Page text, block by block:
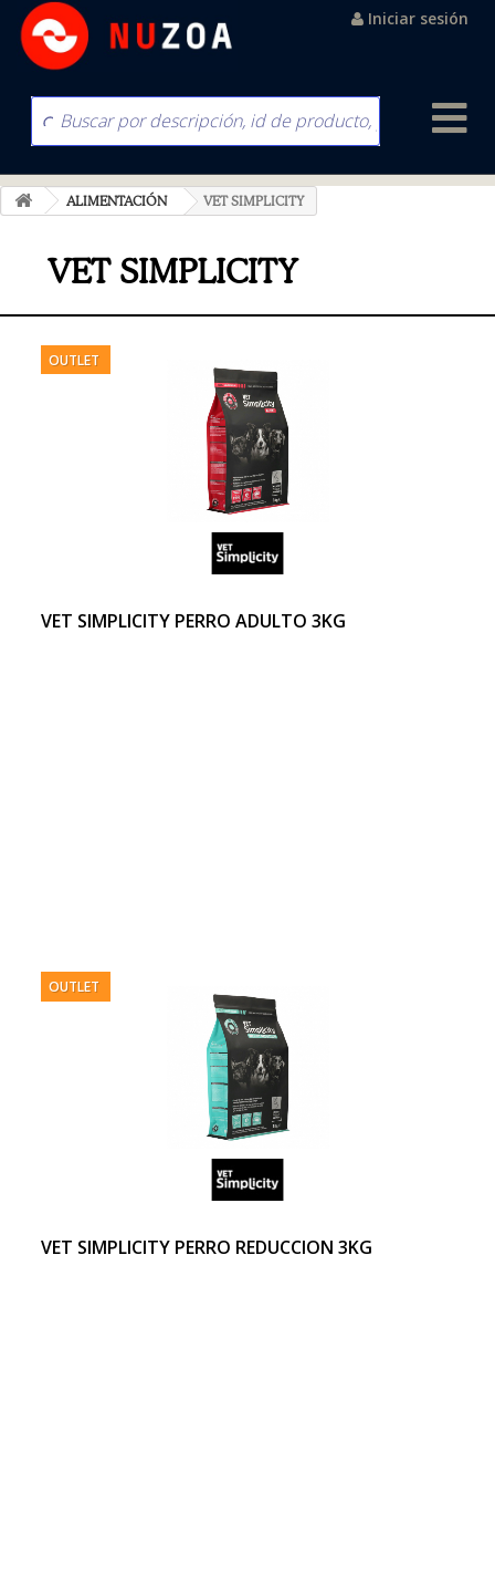
Iniciar sesión
ALIMENTACIÓN VET SIMPLICITY
VET SIMPLICITY
OUTLET
VET SIMPLICITY PERRO ADULTO 3KG
OUTLET
VET SIMPLICITY PERRO REDUCCION 3KG